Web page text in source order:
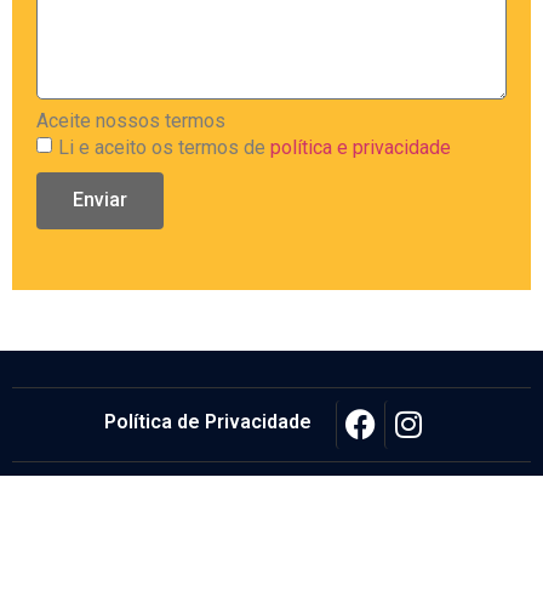
Aceite nossos termos
Li e aceito os termos de política e privacidade
Enviar
Política de Privacidade